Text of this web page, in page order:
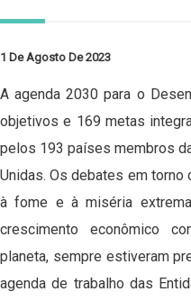
1 De Agosto De 2023
A agenda 2030 para o
objetivos e 169 metas
pelos 193 países membros
Unidas. Os debates em torno
à fome e à miséria
crescimento econômico
planeta, sempre estiveram
agenda de trabalho das